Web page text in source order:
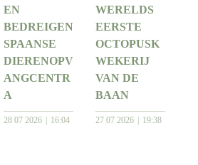
EN
BEDREIGEN
SPAANSE
DIERENOPV
ANGCENTR
A
28 07 2026 16:04
WERELDS
EERSTE
OCTOPUSK
WEKERIJ
VAN DE
BAAN
27 07 2026 19:38